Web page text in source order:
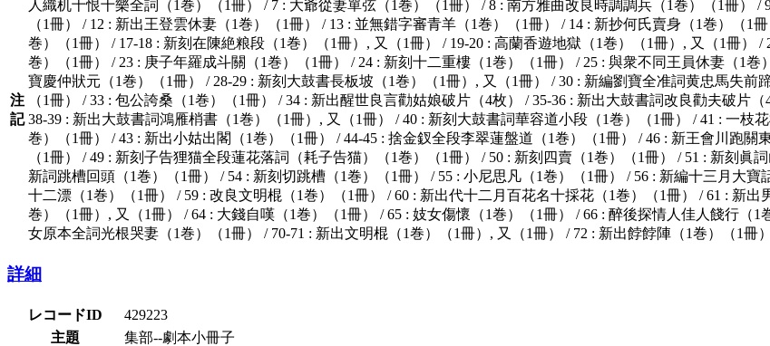
注
記
人織机十恨十樂全詞（1巻）（1冊） / 7 : 大爺從妻單弦（1巻）（1冊） / 8 : 南方雅曲改良時調調兵（1巻）（1冊） /
（1冊） / 12 : 新出王登雲休妻（1巻）（1冊） / 13 : 並無錯字審青羊（1巻）（1冊） / 14 : 新抄何氏賣身（1巻）（1
巻）（1冊） / 17-18 : 新刻在陳絶粮段（1巻）（1冊）, 又（1冊） / 19-20 : 高蘭香遊地獄（1巻）（1冊）, 又（1冊）
巻）（1冊） / 23 : 庚子年羅成斗關（1巻）（1冊） / 24 : 新刻十二重樓（1巻）（1冊） / 25 : 與衆不同王員休妻（1
寶慶仲狀元（1巻）（1冊） / 28-29 : 新刻大鼓書長板坡（1巻）（1冊）, 又（1冊） / 30 : 新編劉寶全准詞黄忠馬失前
（1冊） / 33 : 包公誇桑（1巻）（1冊） / 34 : 新出醒世良言勸姑娘破片（4枚） / 35-36 : 新出大鼓書詞改良勸夫破片
38-39 : 新出大鼓書詞鴻雁梢書（1巻）（1冊）, 又（1冊） / 40 : 新刻大鼓書詞華容道小段（1巻）（1冊） / 41 : 一枝
巻）（1冊） / 43 : 新出小姑出閣（1巻）（1冊） / 44-45 : 捨金釵全段李翠蓮盤道（1巻）（1冊） / 46 : 新王會川跑關
（1冊） / 49 : 新刻子告狸猫全段蓮花落詞（耗子告猫）（1巻）（1冊） / 50 : 新刻四賣（1巻）（1冊） / 51 : 新刻眞
新詞跳槽回頭（1巻）（1冊） / 54 : 新刻切跳槽（1巻）（1冊） / 55 : 小尼思凡（1巻）（1冊） / 56 : 新編十三月大
十二漂（1巻）（1冊） / 59 : 改良文明棍（1巻）（1冊） / 60 : 新出代十二月百花名十採花（1巻）（1冊） / 61 : 新
巻）（1冊）, 又（1冊） / 64 : 大錢自嘆（1巻）（1冊） / 65 : 妓女傷懷（1巻）（1冊） / 66 : 醉後探情人佳人餞行（
女原本全詞光根哭妻（1巻）（1冊） / 70-71 : 新出文明棍（1巻）（1冊）, 又（1冊） / 72 : 新出餑餑陣（1巻）（1冊）
詳細
レコードID
429223
主題
集部--劇本小冊子